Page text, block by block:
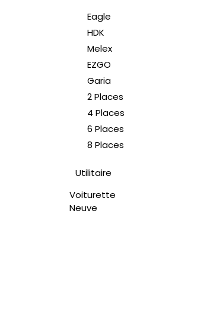
Eagle
HDK
Melex
EZGO
Garia
2 Places
4 Places
6 Places
8 Places
Utilitaire
Voiturette
Neuve